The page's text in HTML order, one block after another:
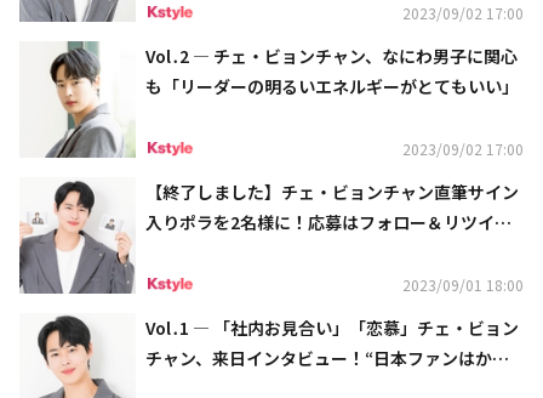
2023/09/02 17:00
Vol․2 ― チェ・ビョンチャン、なにわ男子に関心
も「リーダーの明るいエネルギーがとてもいい」
2023/09/02 17:00
【終了しました】チェ・ビョンチャン直筆サイン
入りポラを2名様に！応募はフォロー＆リツイー
2023/09/01 18:00
Vol․1 ― 「社内お見合い」「恋慕」チェ・ビョン
チャン、来日インタビュー！“日本ファンはかわ